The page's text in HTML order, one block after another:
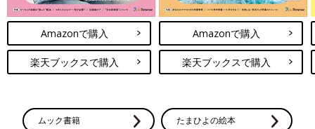
Amazonで購入
楽天ブックスで購入
Amazonで購入
楽天ブックスで購入
ムック書籍 たまひよの絵本